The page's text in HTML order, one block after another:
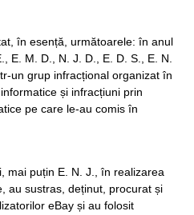
în esență, următoarele: în anul
E. M. D., N. J. D., E. D. S., E. N.
un grup infracțional organizat în
și infracțiuni prin
pe care le-au comis în
mai puțin E. N. J., în realizarea
au sustras, deținut, procurat și
eBay și au folosit